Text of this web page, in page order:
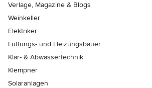
Verlage, Magazine & Blogs
Weinkeller
Elektriker
Lüftungs- und Heizungsbauer
Klär- & Abwassertechnik
Klempner
Solaranlagen